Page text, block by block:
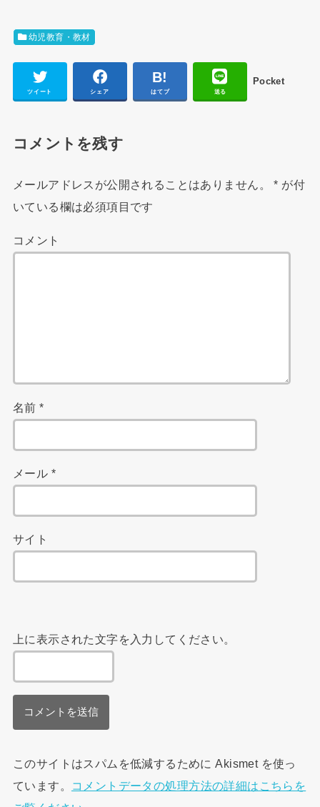
幼児教育・教材
ツイート シェア はてブ 送る
Pocket
コメントを残す
メールアドレスが公開されることはありません。 * が付
いている欄は必須項目です
コメント
名前*
メール *
サイト
上に表示された文字を入力してください。
このサイトはスパムを低減するために Akismet を使っ
ています。
コメントデータの処理方法の詳細はこちらを